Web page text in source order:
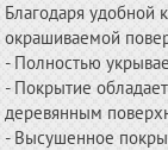
Благодаря удобной
окрашиваемой
- Полностью
- Покрытие
деревянным
- Высушенное